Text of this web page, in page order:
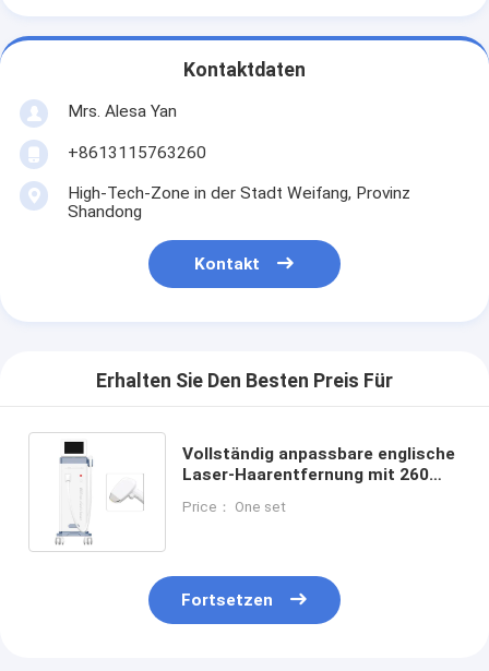
Kontaktdaten
Mrs. Alesa Yan
+8613115763260
High-Tech-Zone in der Stadt Weifang, Provinz
Shandong
Kontakt
Erhalten Sie Den Besten Preis Für
Vollständig anpassbare englische
Laser-Haarentfernung mit 260
Wiederholungsrate
Price： One set
Fortsetzen